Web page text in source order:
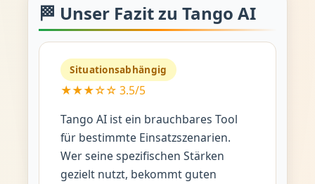
🏁 Unser Fazit zu Tango AI
Situationsabhängig
★★★☆☆ 3.5/5
Tango AI ist ein brauchbares Tool
für bestimmte Einsatzszenarien.
Wer seine spezifischen Stärken
gezielt nutzt, bekommt guten